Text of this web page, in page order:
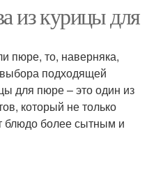
из курицы для
пюре, то, наверняка,
подходящей
для пюре – это один из
который не только
блюдо более сытным и